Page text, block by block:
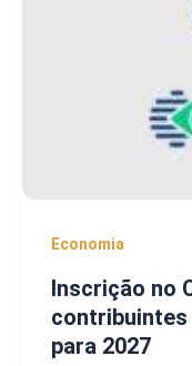
Economia
Inscrição no
contribuintes
para 2027